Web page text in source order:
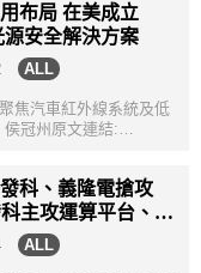
布局 在美成立
安全解決方案
焦汽車紅外線系統及低
科、義隆電搶攻
主攻運算平台、義